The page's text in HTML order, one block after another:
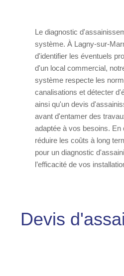
Le diagnostic
système. À Lagny-sur-
d'identifier les éventuels
d'un local commercial,
système respecte les
canalisations et détecter
ainsi qu'un devis
avant d'entamer des
adaptée à vos besoins.
réduire les coûts à long
pour un diagnostic
l’efficacité de vos
Devis